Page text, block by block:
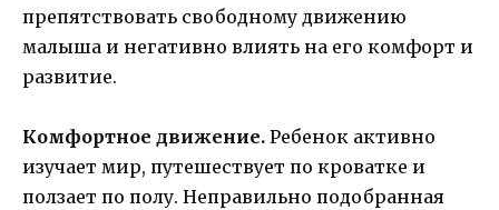
препятствовать свободному движению
малыша и негативно влиять на его комфорт и
развитие.
Комфортное движение. Ребенок активно
изучает мир, путешествует по кроватке и
ползает по полу. Неправильно подобранная